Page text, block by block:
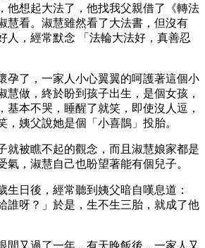
他想起大法了，他找我父親借了《轉法
慧看。淑慧雖然看了大法書，但沒有
人，經常默念 「法輪大法好，真善忍
孕了，一家人小心翼翼的呵護著這個小
慧做，終於盼到孩子出生，是個女孩，
基本不哭，睡醒了就笑，即使沒人逗，
，姨父說她是個「小喜鵲」投胎。
就被瞧不起的觀念，而且淑慧娘家都是
氣，淑慧自己也盼望著能有個兒子。
生日後，經常聽到姨父暗自嘆息道：
誰呀？」於是，生不生三胎，就成了他
間又過了一年，有天晚飯後，一家人又